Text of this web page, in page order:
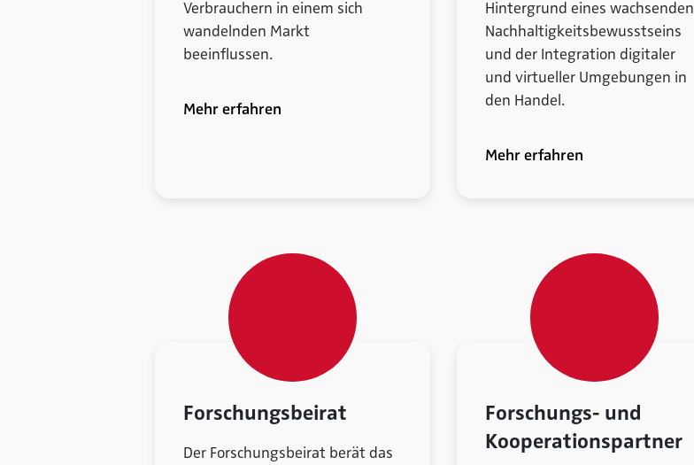
Verbrauchern in einem sich
wandelnden Markt
beeinflussen.
Mehr erfahren
Hintergrund eines wachsenden
Nachhaltigkeitsbewusstseins
und der Integration digitaler
und virtueller Umgebungen in
den Handel.
Mehr erfahren
Forschungsbeirat
Der Forschungsbeirat berät das
Forschungs- und
Kooperationspartner